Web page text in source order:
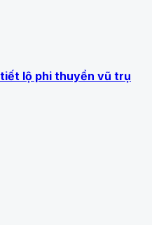
lộ phi thuyền vũ trụ